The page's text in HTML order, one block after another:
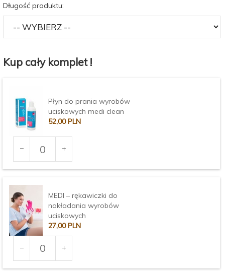
Długość produktu:
Kup cały komplet !
Płyn do prania wyrobów
uciskowych medi clean
52,00 PLN
dla
produktu
2781
MEDI – rękawiczki do
nakładania wyrobów
uciskowych
27,00 PLN
dla
produktu
2967